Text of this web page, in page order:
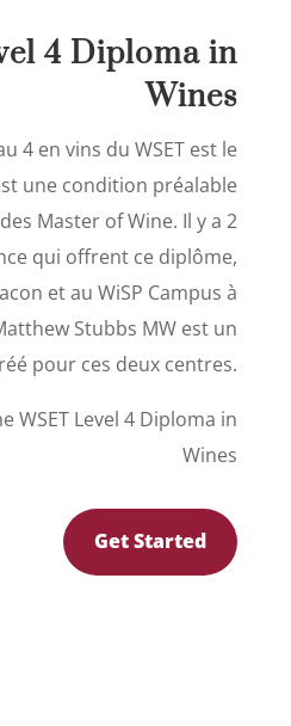
4 Diploma in
Wines
4 en vins du WSET est le
une condition préalable
Master of Wine. Il y a 2
qui offrent ce diplôme,
et au WiSP Campus à
Stubbs MW est un
pour ces deux centres.
WSET Level 4 Diploma in
Wines
Get Started